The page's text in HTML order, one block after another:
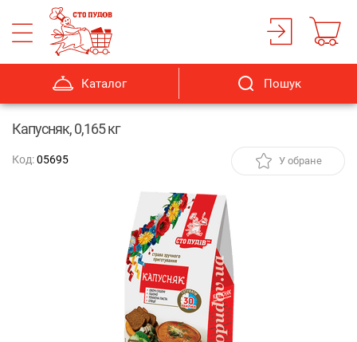
Каталог Пошук
Капусняк, 0,165 кг
У обране
Код:05695